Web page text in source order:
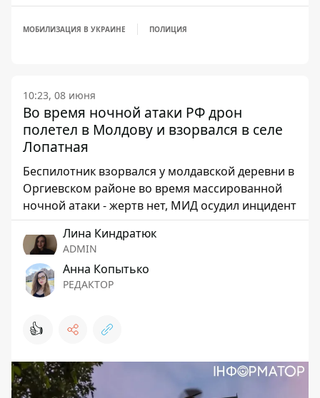
МОБИЛИЗАЦИЯ В УКРАИНЕ ПОЛИЦИЯ
10:23, 08 июня
Во время ночной атаки РФ дрон
полетел в Молдову и взорвался в селе
Лопатная
Беспилотник взорвался у молдавской деревни в
Оргиевском районе во время массированной
ночной атаки - жертв нет, МИД осудил инцидент
Лина Киндратюк
ADMIN
Анна Копытько
РЕДАКТОР
👍